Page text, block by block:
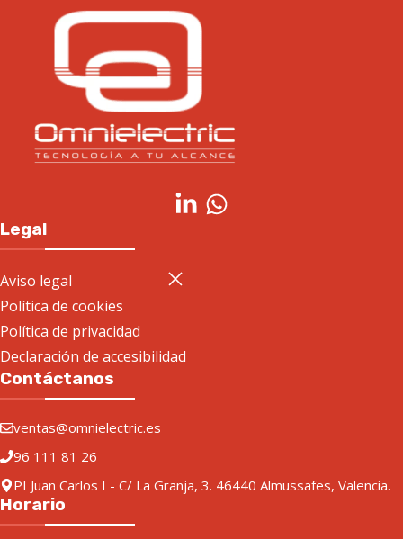
Legal
Aviso legal
Política de cookies
Política de privacidad
Declaración de accesibilidad
Contáctanos
ventas@omnielectric.es
96 111 81 26
PI Juan Carlos I - C/ La Granja, 3. 46440 Almussafes, Valencia.
Horario